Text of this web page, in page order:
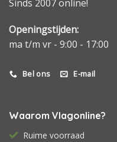
Sinds 2007 online!
Openingstijden:
ma t/m vr - 9:00 - 17:00
Bel ons E-mail
Waarom Vlagonline?
Ruime voorraad